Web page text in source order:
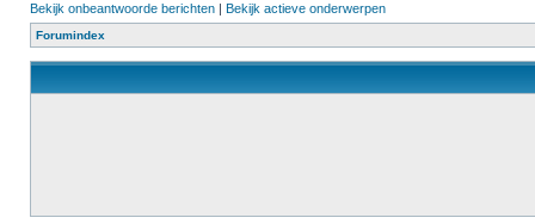
Bekijk onbeantwoorde berichten | Bekijk actieve onderwerpen
Forumindex